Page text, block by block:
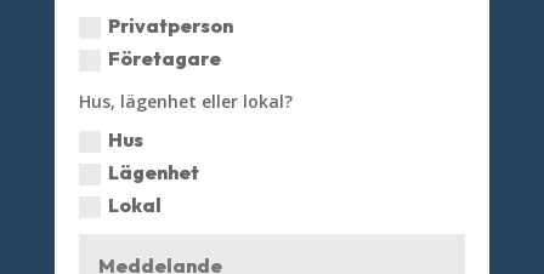
Privatperson
Företagare
Hus, lägenhet eller lokal?
Hus
Lägenhet
Lokal